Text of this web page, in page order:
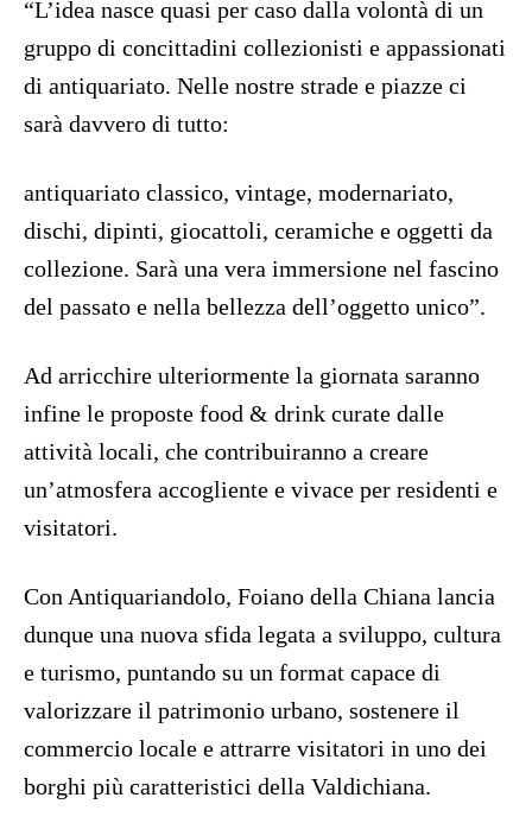
“L’idea nasce quasi per caso dalla volontà di un
gruppo di concittadini collezionisti e appassionati
di antiquariato. Nelle nostre strade e piazze ci
sarà davvero di tutto:
antiquariato classico, vintage, modernariato,
dischi, dipinti, giocattoli, ceramiche e oggetti da
collezione. Sarà una vera immersione nel fascino
del passato e nella bellezza dell’oggetto unico”.
Ad arricchire ulteriormente la giornata saranno
infine le proposte food & drink curate dalle
attività locali, che contribuiranno a creare
un’atmosfera accogliente e vivace per residenti e
visitatori.
Con Antiquariandolo, Foiano della Chiana lancia
dunque una nuova sfida legata a sviluppo, cultura
e turismo, puntando su un format capace di
valorizzare il patrimonio urbano, sostenere il
commercio locale e attrarre visitatori in uno dei
borghi più caratteristici della Valdichiana.